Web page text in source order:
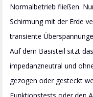
Normalbetrieb fließen.
Schirmung mit der Erde
transiente
Auf dem Basisteil sitzt
impedanzneutral und
gezogen oder gesteckt